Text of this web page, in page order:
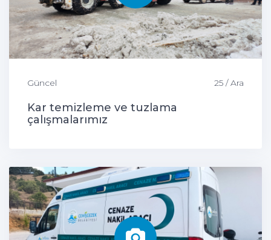
Güncel 25 / Ara
Kar temizleme ve tuzlama
çalışmalarımız